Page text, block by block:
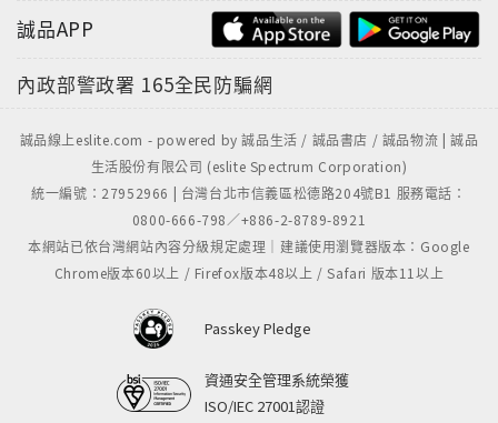
誠品APP
內政部警政署 165全民防騙網
誠品線上eslite.com - powered by 誠品生活 / 誠品書店 / 誠品物流 | 誠品
生活股份有限公司 (eslite Spectrum Corporation)
統一編號：27952966 | 台灣台北市信義區松德路204號B1 服務電話：
0800-666-798／+886-2-8789-8921
本網站已依台灣網站內容分級規定處理｜建議使用瀏覽器版本：Google
Chrome版本60以上 / Firefox版本48以上 / Safari 版本11以上
Passkey Pledge
資通安全管理系統榮獲
ISO/IEC 27001認證